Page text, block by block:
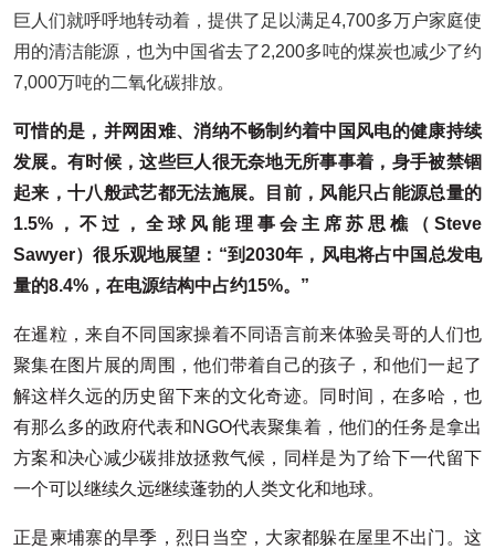
巨人们就呼呼地转动着，提供了足以满足4,700多万户家庭使
用的清洁能源，也为中国省去了2,200多吨的煤炭也减少了约
7,000万吨的二氧化碳排放。
可惜的是，并网困难、消纳不畅制约着中国风电的健康持续
发展。有时候，这些巨人很无奈地无所事事着，身手被禁锢
起来，十八般武艺都无法施展。目前，风能只占能源总量的
1.5% ，不过，全球风能理事会主席苏思樵（ Steve
Sawyer）很乐观地展望：“到2030年，风电将占中国总发电
量的8.4% ，在电源结构中占约15%。”
在暹粒，来自不同国家操着不同语言前来体验吴哥的人们也
聚集在图片展的周围，他们带着自己的孩子，和他们一起了
解这样久远的历史留下来的文化奇迹。同时间，在多哈，也
有那么多的政府代表和NGO代表聚集着，他们的任务是拿出
方案和决心减少碳排放拯救气候，同样是为了给下一代留下
一个可以继续久远继续蓬勃的人类文化和地球。
正是柬埔寨的旱季，烈日当空，大家都躲在屋里不出门。这